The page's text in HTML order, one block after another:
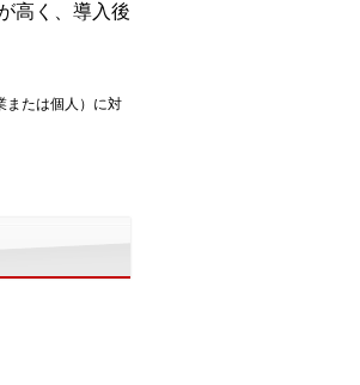
高く、導入後
または個人）に対